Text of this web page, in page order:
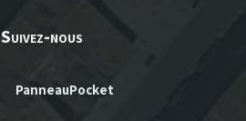
Suivez-nous
PanneauPocket